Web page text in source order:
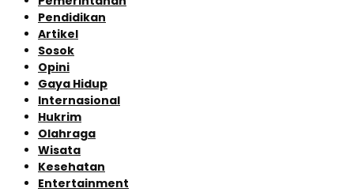
Pendidikan
Artikel
Sosok
Opini
Gaya Hidup
Internasional
Hukrim
Olahraga
Wisata
Kesehatan
Entertainment